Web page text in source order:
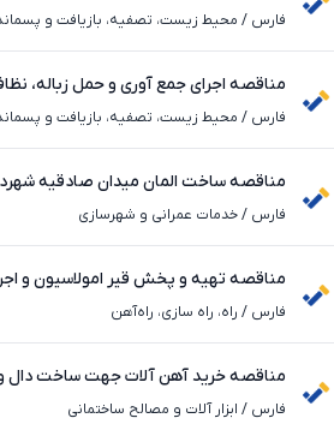
فارس / محیط ‌زیست، تصفیه، بازیافت و پسماند و 1 دسته بندی
مناقصه اجرای جمع آوری و حمل زباله،
فارس / محیط ‌زیست، تصفیه، بازیافت و
مناقصه ساخت المان میدان صادقیه
فارس /خدمات عمرانی و شهرسازی
مناقصه تهیه و پخش قیر امولاسیون و
فارس / راه، راه‌ سازی، راه‌آهن
مناقصه خرید آهن آلات جهت ساخت دال و
فارس / ابزار آلات و مصالح ساختمانی